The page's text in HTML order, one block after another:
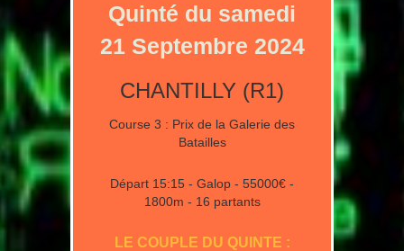
Quinté du samedi
21 Septembre 2024
CHANTILLY (R1)
Course 3 : Prix de la Galerie des
Batailles
Départ 15:15 - Galop - 55000€ -
1800m - 16 partants
LE COUPLE DU QUINTE :